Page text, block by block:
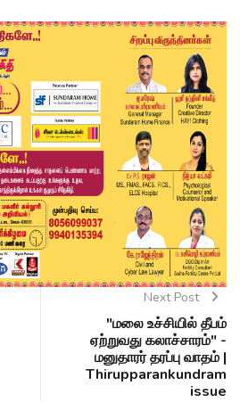
Next Post
"மலை உச்சியில் தீபம்
ஏற்றுவது கலாச்சாரம்" -
மனுதாரர் தரப்பு வாதம் |
Thirupparankundram
issue